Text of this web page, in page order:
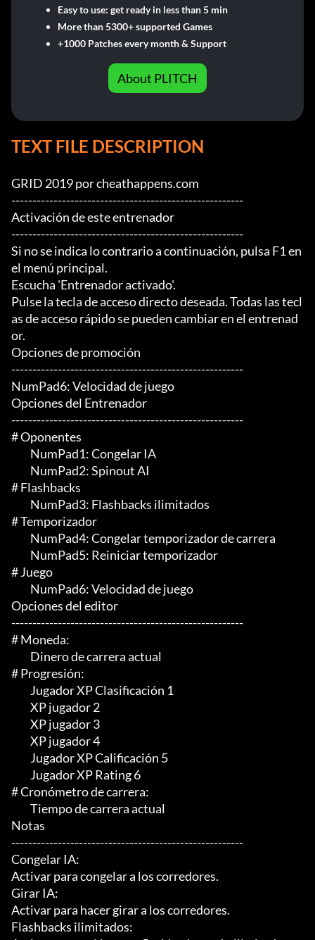
Easy to use: get ready in less than 5 min
More than 5300+ supported Games
+1000 Patches every month & Support
About PLITCH
TEXT FILE DESCRIPTION
GRID 2019 por cheathappens.com
-------------------------------------------------------
Activación de este entrenador
-------------------------------------------------------
Si no se indica lo contrario a continuación, pulsa F1 en
el menú principal.
Escucha 'Entrenador activado'.
Pulse la tecla de acceso directo deseada. Todas las tecl
as de acceso rápido se pueden cambiar en el entrenad
or.
Opciones de promoción
-------------------------------------------------------
NumPad6: Velocidad de juego
Opciones del Entrenador
-------------------------------------------------------
# Oponentes
# Flashbacks
# Temporizador
# Juego
Opciones del editor
-------------------------------------------------------
# Moneda:
# Progresión:
# Cronómetro de carrera:
Notas
-------------------------------------------------------
Congelar IA:
Activar para congelar a los corredores.
Girar IA:
Activar para hacer girar a los corredores.
Flashbacks ilimitados: